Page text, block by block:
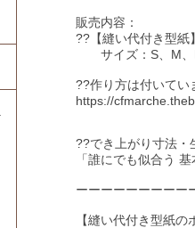
販売内容：
??【縫い代付き型
サイズ：S、M、L
??作り方は付いてい
https://
??でき上がり寸法・
「誰にでも似合う
ーーーーーーーーー
【縫い代付き型紙の